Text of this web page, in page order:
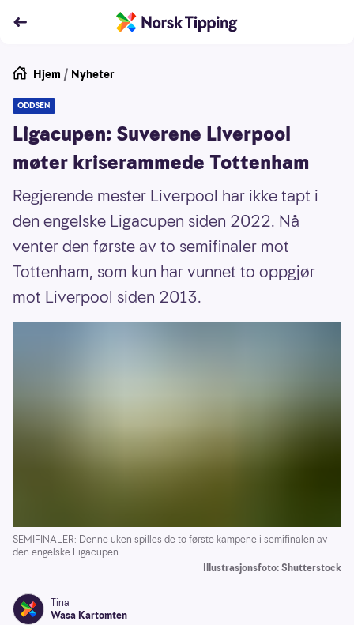
Hjem / Nyheter
ODDSEN
Ligacupen: Suverene Liverpool
møter kriserammede Tottenham
Regjerende mester Liverpool har ikke tapt i
den engelske Ligacupen siden 2022. Nå
venter den første av to semifinaler mot
Tottenham, som kun har vunnet to oppgjør
mot Liverpool siden 2013.
SEMIFINALER: Denne uken spilles de to første kampene i semifinalen av
den engelske Ligacupen.
Illustrasjonsfoto: Shutterstock
Tina
Wasa Kartomten